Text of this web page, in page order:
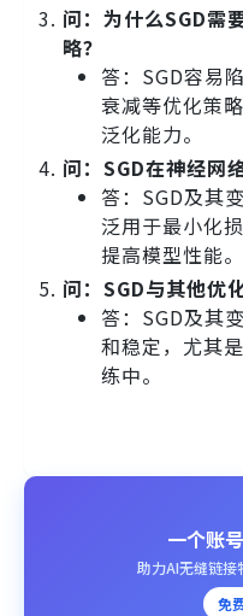
问：为什么SGD需
略？
答：SGD容易
衰减等优化策
泛化能力。
问：SGD在神经网
答：SGD及其
泛用于最小化
提高模型性能。
问：SGD与其他优
答：SGD及其
和稳定，尤其
练中。
一个账
助力AI无缝链
免